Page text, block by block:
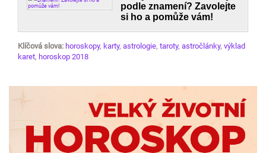
podle znamení? Zavolejte
si ho a pomůže vám!
Klíčová slova: horoskopy, karty, astrologie, taroty, astročlánky, výklad
karet, horoskop 2018